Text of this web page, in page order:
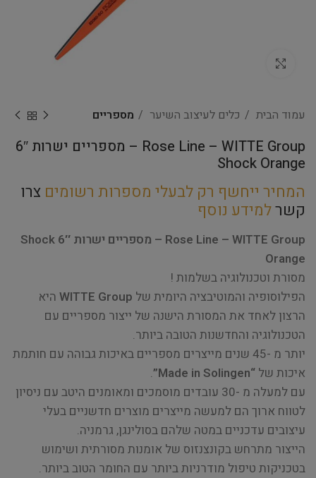
עמוד הבית כלים לעיצוב השיער מספריים
Rose Line – WITTE Group – מספריים ישרות 6″
Shock Orange
המחיר ייחשף רק לבעלי מספרות רשומים צרו
קשרלמידע נוסף
Rose Line – WITTE Group – מספריים ישרות 6″ Shock
Orange
מסורת וטכנולוגיה בשלמות !
הפילוסופיה והמוטיבציה היומית של WITTE Group היא
הרצון לאחד את המסורת הישנה של ייצור מספריים עם
הטכנולוגיה והחדשנות הטובה ביותר.
יותר מ -45 שנים מייצרים מספריים באיכות גבוהה עם חותמת
איכות של “Made in Solingen”
.
עם למעלה מ -30 עובדים מוסמכים ומאומנים היטב עם ניסיון
לטווח ארוך הם למעשה מייצרים מוצרים חדשניים בעלי
עיצובים עדכניים במטה שלהם בסולינגן, גרמניה.
הייצור מתרחש בקונצנזוס של אומנות מסורתית ושימוש
בטכניקות טיפול מודרניות ביותר עם החומר הטוב ביותר.